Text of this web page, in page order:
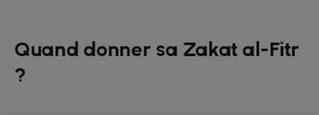
Quand donner sa Zakat al-Fitr
?